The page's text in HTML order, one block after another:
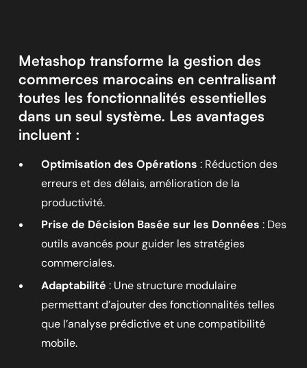
Metashop transforme la gestion des
commerces marocains en centralisant
toutes les fonctionnalités essentielles
dans un seul système. Les avantages
incluent :
Optimisation des Opérations : Réduction des
erreurs et des délais, amélioration de la
productivité.
Prise de Décision Basée sur les Données : Des
outils avancés pour guider les stratégies
commerciales.
Adaptabilité : Une structure modulaire
permettant d’ajouter des fonctionnalités telles
que l’analyse prédictive et une compatibilité
mobile.